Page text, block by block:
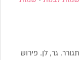
גר, לן. פירוש